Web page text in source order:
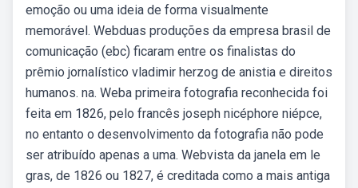
emoção ou uma ideia de forma visualmente
memorável. Webduas produções da empresa brasil de
comunicação (ebc) ficaram entre os finalistas do
prêmio jornalístico vladimir herzog de anistia e direitos
humanos. na. Weba primeira fotografia reconhecida foi
feita em 1826, pelo francês joseph nicéphore niépce,
no entanto o desenvolvimento da fotografia não pode
ser atribuído apenas a uma. Webvista da janela em le
gras, de 1826 ou 1827, é creditada como a mais antiga